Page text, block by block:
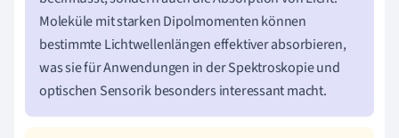
Moleküle mit starken Dipolmomenten können
bestimmte Lichtwellenlängen effektiver absorbieren,
was sie für Anwendungen in der Spektroskopie und
optischen Sensorik besonders interessant macht.